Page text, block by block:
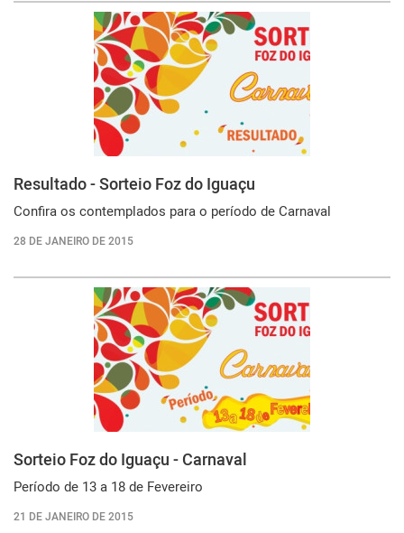
Resultado - Sorteio Foz do Iguaçu
Confira os contemplados para o período de Carnaval
28 DE JANEIRO DE 2015
Sorteio Foz do Iguaçu - Carnaval
Período de 13 a 18 de Fevereiro
21 DE JANEIRO DE 2015